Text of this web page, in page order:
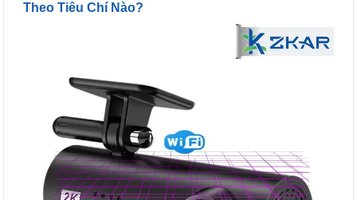
Theo Tiêu Chí Nào?